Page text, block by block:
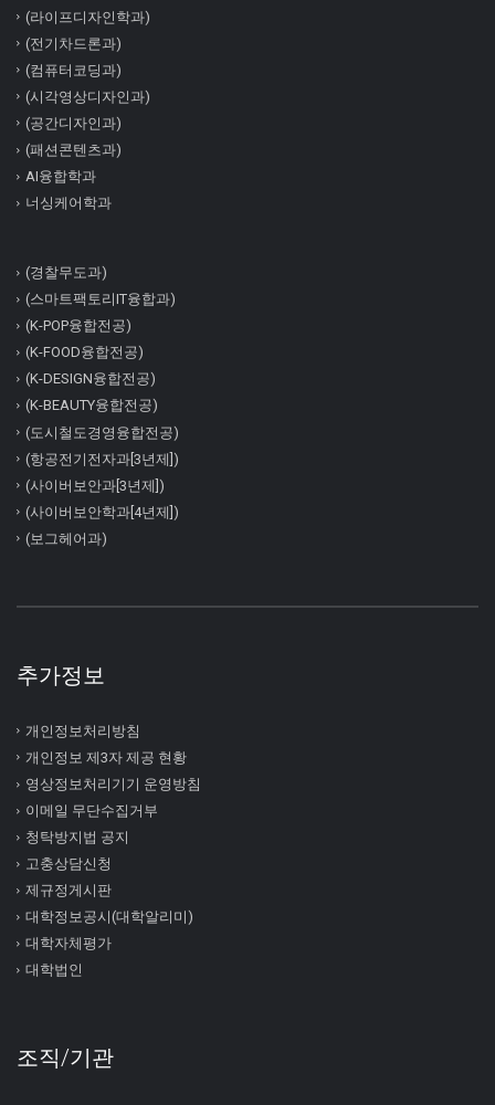
(라이프디자인학과)
(전기차드론과)
(컴퓨터코딩과)
(시각영상디자인과)
(공간디자인과)
(패션콘텐츠과)
AI융합학과
너싱케어학과
(경찰무도과)
(스마트팩토리IT융합과)
(K-POP융합전공)
(K-FOOD융합전공)
(K-DESIGN융합전공)
(K-BEAUTY융합전공)
(도시철도경영융합전공)
(항공전기전자과[3년제])
(사이버보안과[3년제])
(사이버보안학과[4년제])
(보그헤어과)
추가정보
개인정보처리방침
개인정보 제3자 제공 현황
영상정보처리기기 운영방침
이메일 무단수집거부
청탁방지법 공지
고충상담신청
제규정게시판
대학정보공시(대학알리미)
대학자체평가
대학법인
조직/기관